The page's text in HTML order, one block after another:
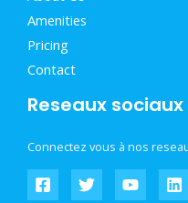
Amenities
Pricing
Contact
Reseaux sociaux
Connectez vous à nos